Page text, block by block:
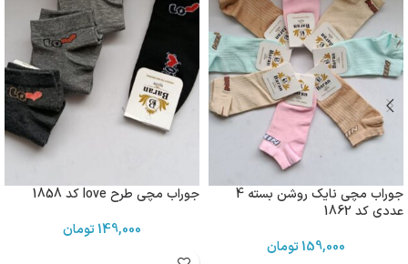
جوراب مچی نایک روشن بسته 4
عددی کد 1862
159,000تومان
جوراب مچی طرح love کد 1858
149,000تومان